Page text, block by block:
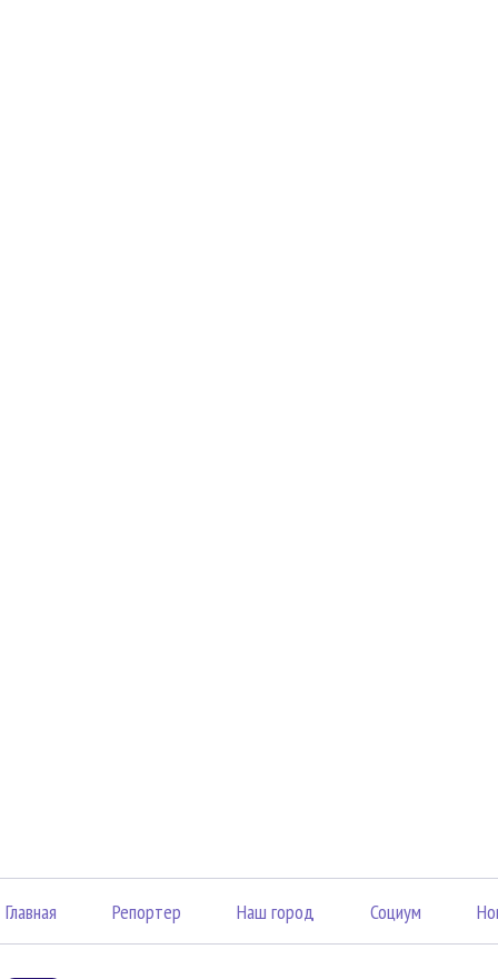
Главная Репортер Наш город Социум